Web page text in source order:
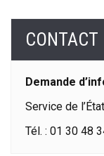
CONTACT
Demande
Service de
Tél. : 01 30 48